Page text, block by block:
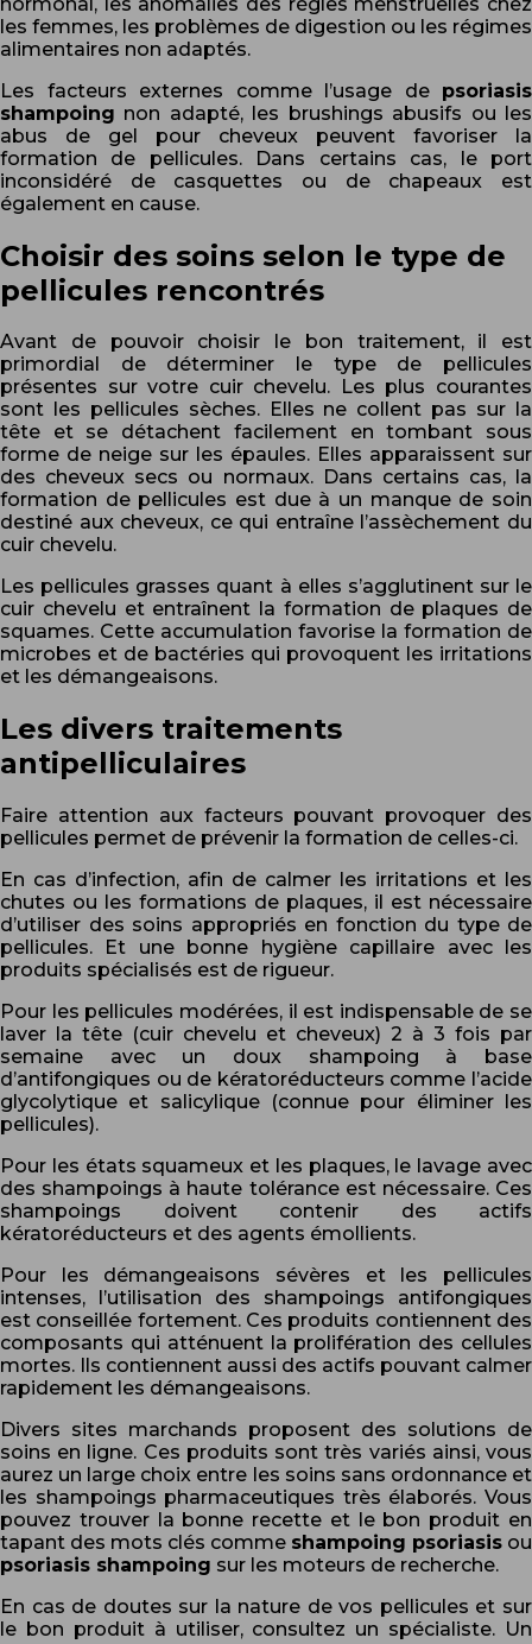
les femmes, les problèmes de digestion ou les régimes
alimentaires non adaptés.
Les facteurs externes comme l’usage de psoriasis
shampoing non adapté, les brushings abusifs ou les
abus de gel pour cheveux peuvent favoriser la
formation de pellicules. Dans certains cas, le port
inconsidéré de casquettes ou de chapeaux est
également en cause.
Choisir des soins selon le type de
pellicules rencontrés
Avant de pouvoir choisir le bon traitement, il est
primordial de déterminer le type de pellicules
présentes sur votre cuir chevelu. Les plus courantes
sont les pellicules sèches. Elles ne collent pas sur la
tête et se détachent facilement en tombant sous
forme de neige sur les épaules. Elles apparaissent sur
des cheveux secs ou normaux. Dans certains cas, la
formation de pellicules est due à un manque de soin
destiné aux cheveux, ce qui entraîne l’assèchement du
cuir chevelu.
Les pellicules grasses quant à elles s’agglutinent sur le
cuir chevelu et entraînent la formation de plaques de
squames. Cette accumulation favorise la formation de
microbes et de bactéries qui provoquent les irritations
et les démangeaisons.
Les divers traitements
antipelliculaires
Faire attention aux facteurs pouvant provoquer des
pellicules permet de prévenir la formation de celles-ci.
En cas d’infection, afin de calmer les irritations et les
chutes ou les formations de plaques, il est nécessaire
d’utiliser des soins appropriés en fonction du type de
pellicules. Et une bonne hygiène capillaire avec les
produits spécialisés est de rigueur.
Pour les pellicules modérées, il est indispensable de se
laver la tête (cuir chevelu et cheveux) 2 à 3 fois par
semaine avec un doux shampoing à base
d’antifongiques ou de kératoréducteurs comme l’acide
glycolytique et salicylique (connue pour éliminer les
pellicules).
Pour les états squameux et les plaques, le lavage avec
des shampoings à haute tolérance est nécessaire. Ces
shampoings doivent contenir des actifs
kératoréducteurs et des agents émollients.
Pour les démangeaisons sévères et les pellicules
intenses, l’utilisation des shampoings antifongiques
est conseillée fortement. Ces produits contiennent des
composants qui atténuent la prolifération des cellules
mortes. Ils contiennent aussi des actifs pouvant calmer
rapidement les démangeaisons.
Divers sites marchands proposent des solutions de
soins en ligne. Ces produits sont très variés ainsi, vous
aurez un large choix entre les soins sans ordonnance et
les shampoings pharmaceutiques très élaborés. Vous
pouvez trouver la bonne recette et le bon produit en
tapant des mots clés comme shampoing psoriasis ou
psoriasis shampoing sur les moteurs de recherche.
En cas de doutes sur la nature de vos pellicules et sur
le bon produit à utiliser, consultez un spécialiste. Un